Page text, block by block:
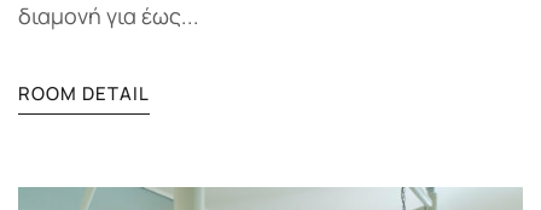
διαμονή για έως...
ROOM DETAIL